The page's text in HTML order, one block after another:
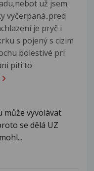
už jsem
vyčerpaná..pred
je pryč i
s pojený s cizim
bolestivé pri
piti to
může vyvolávat
se dělá UZ